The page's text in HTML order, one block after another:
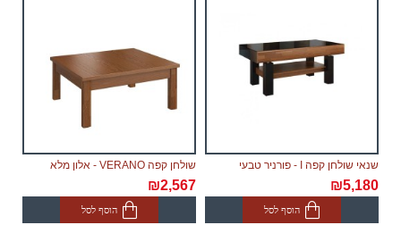
שנאי שולחן קפה I - פורניר טבעי
₪5,180
הוסף לסל
שולחן קפה VERANO - אלון מלא
₪2,567
הוסף לסל